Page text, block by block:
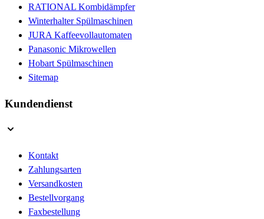
RATIONAL Kombidämpfer
Winterhalter Spülmaschinen
JURA Kaffeevollautomaten
Panasonic Mikrowellen
Hobart Spülmaschinen
Sitemap
Kundendienst
Kontakt
Zahlungsarten
Versandkosten
Bestellvorgang
Faxbestellung